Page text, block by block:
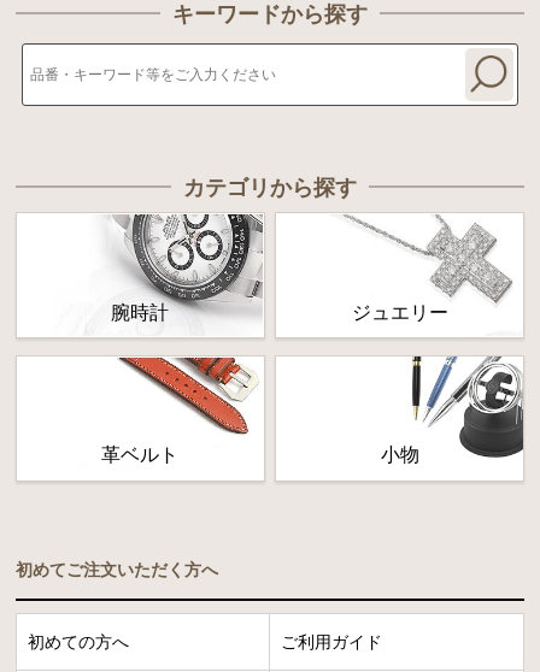
キーワードから探す
カテゴリから探す
腕時計 ジュエリー
革ベルト 小物
初めてご注文いただく方へ
初めての方へ ご利用ガイド